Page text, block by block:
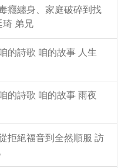
癮纏身、家庭破碎到找
琦 弟兄
的詩歌 咱的故事 人生
的詩歌 咱的故事 雨夜
拒絕福音到全然順服 訪